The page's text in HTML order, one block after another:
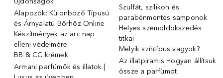
Alapozók: Különböző Típusú
és Árnyalatú Bőrhöz Online
Készítmények az arc nap
elleni védelmére
BB & CC krémek
Armani parfümök és illatok |
Szulfát, szilikon és
parabénmentes samponok
Helyes szemöldökszedés
titkai
Melyik színtípus vagyok?
Az illatpiramis Hogyan állítsuk
össze a parfümöt